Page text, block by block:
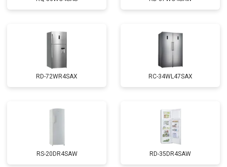
RD-72WR4SAX RС-34WL47SAX
RS-20DR4SAW RD-35DR4SAW